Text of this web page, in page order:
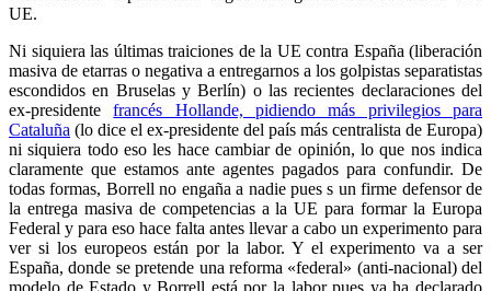
UE.
Ni siquiera las últimas traiciones de la UE contra España (liberación
masiva de etarras o negativa a entregarnos a los golpistas separatistas
escondidos en Bruselas y Berlín) o las recientes declaraciones del
ex-presidentefrancés Hollande, pidiendo más privilegios para
Cataluña (lo dice el ex-presidente del país más centralista de Europa)
ni siquiera todo eso les hace cambiar de opinión, lo que nos indica
claramente que estamos ante agentes pagados para confundir. De
todas formas, Borrell no engaña a nadie pues s un firme defensor de
la entrega masiva de competencias a la UE para formar la Europa
Federal y para eso hace falta antes llevar a cabo un experimento para
ver si los europeos están por la labor. Y el experimento va a ser
España, donde se pretende una reforma «federal» (anti-nacional) del